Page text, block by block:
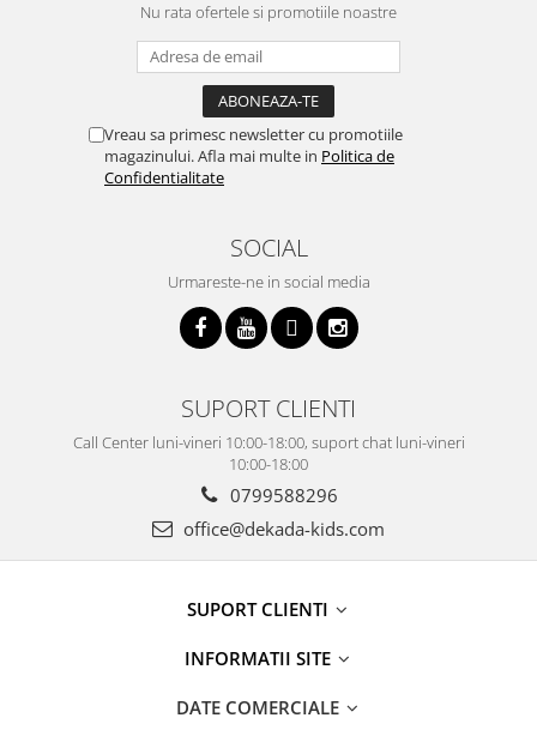
Nu rata ofertele si promotiile noastre
Vreau sa primesc newsletter cu promotiile
magazinului. Afla mai multe in Politica de
Confidentialitate
SOCIAL
Urmareste-ne in social media
SUPORT CLIENTI
Call Center luni-vineri 10:00-18:00, suport chat luni-vineri
10:00-18:00
0799588296
office@dekada-kids.com
SUPORT CLIENTI
INFORMATII SITE
DATE COMERCIALE